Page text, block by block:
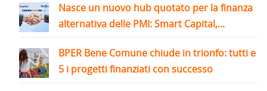
Nasce un nuovo hub quotato per la finanza
alternativa delle PMI: Smart Capital,...
BPER Bene Comune chiude in trionfo: tutti e
5 i progetti finanziati con successo